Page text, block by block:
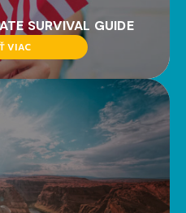
SURVIVAL GUIDE
VIAC